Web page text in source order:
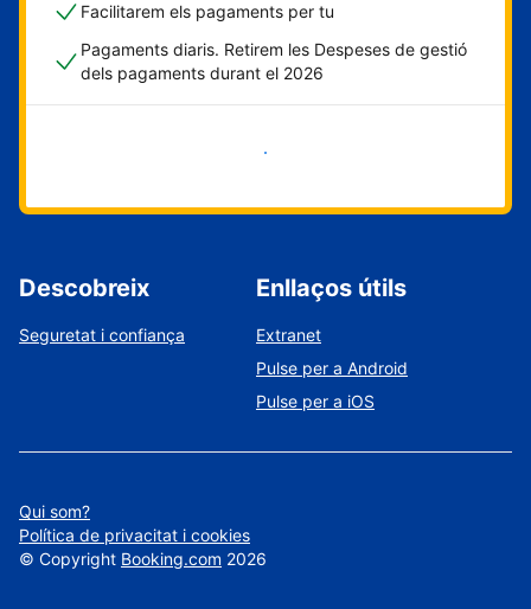
Facilitarem els pagaments per tu
Pagaments diaris. Retirem les Despeses de gestió
dels pagaments durant el 2026
Comença ara
Descobreix
Seguretat i confiança
Enllaços útils
Extranet
Pulse per a Android
Pulse per a iOS
Qui som?
Política de privacitat i cookies
© Copyright Booking.com 2026